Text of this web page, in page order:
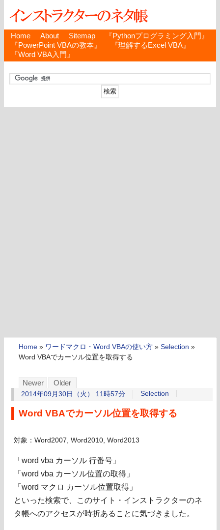
Home About Sitemap
『Pythonプログラミング入門』
『PowerPoint VBAの教本』
『理解するExcel VBA』
『Word VBA入門』
Home » ワードマクロ・Word VBAの使い方 » Selection »
Word VBAでカーソル位置を取得する
Newer Older
2014年09月30日（火） 11時57分 Selection
Word VBAでカーソル位置を取得する
対象：Word2007, Word2010, Word2013
「word vba カーソル 行番号」
「word vba カーソル位置の取得」
「word マクロ カーソル位置取得」
といった検索で、このサイト・インストラクターのネ
タ帳へのアクセスが時折あることに気づきました。